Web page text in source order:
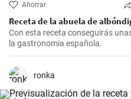
Ahorrar
Receta de la abuela de
Con esta receta conseguirás
la gastronomia española.
ronka